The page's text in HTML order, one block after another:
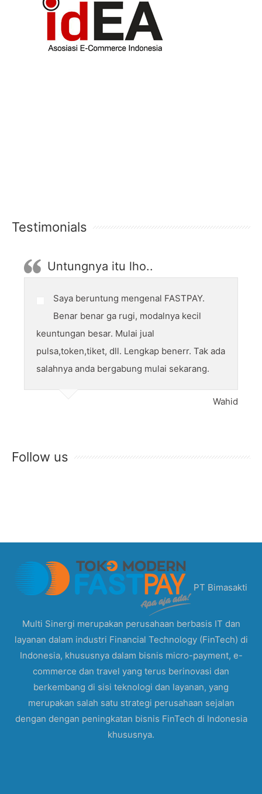
Testimonials
Untungnya itu lho..
Saya beruntung mengenal FASTPAY.
Benar benar ga rugi, modalnya kecil
keuntungan besar. Mulai jual
pulsa,token,tiket, dll. Lengkap benerr. Tak ada
salahnya anda bergabung mulai sekarang.
Wahid
Follow us
PT Bimasakti
Multi Sinergi merupakan perusahaan berbasis IT dan
layanan dalam industri Financial Technology (FinTech) di
Indonesia, khususnya dalam bisnis micro-payment, e-
commerce dan travel yang terus berinovasi dan
berkembang di sisi teknologi dan layanan, yang
merupakan salah satu strategi perusahaan sejalan
dengan dengan peningkatan bisnis FinTech di Indonesia
khususnya.